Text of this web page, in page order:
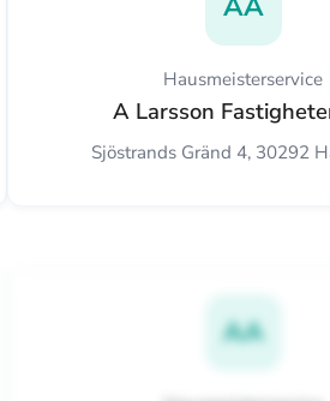
Hausmeisterservice
A Larsson
Sjöstrands Gränd 4, 30292
AA